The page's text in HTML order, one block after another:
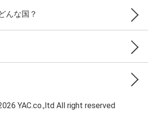
んな国？
YAC.co.,ltd All right reserved